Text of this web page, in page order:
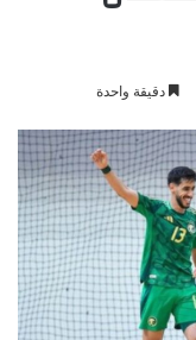
دقيقة واحدة